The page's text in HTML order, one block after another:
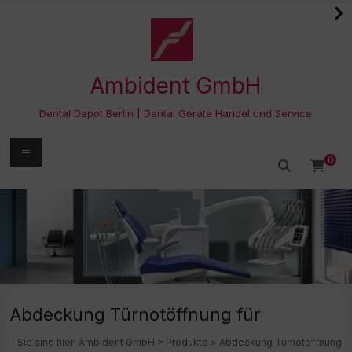
Ambident GmbH
Dental Depot Berlin | Dental Geräte Handel und Service
0
Menü
Abdeckung Türnotöffnung für
Sie sind hier: Ambident GmbH > Produkte > Abdeckung Türnotöffnung